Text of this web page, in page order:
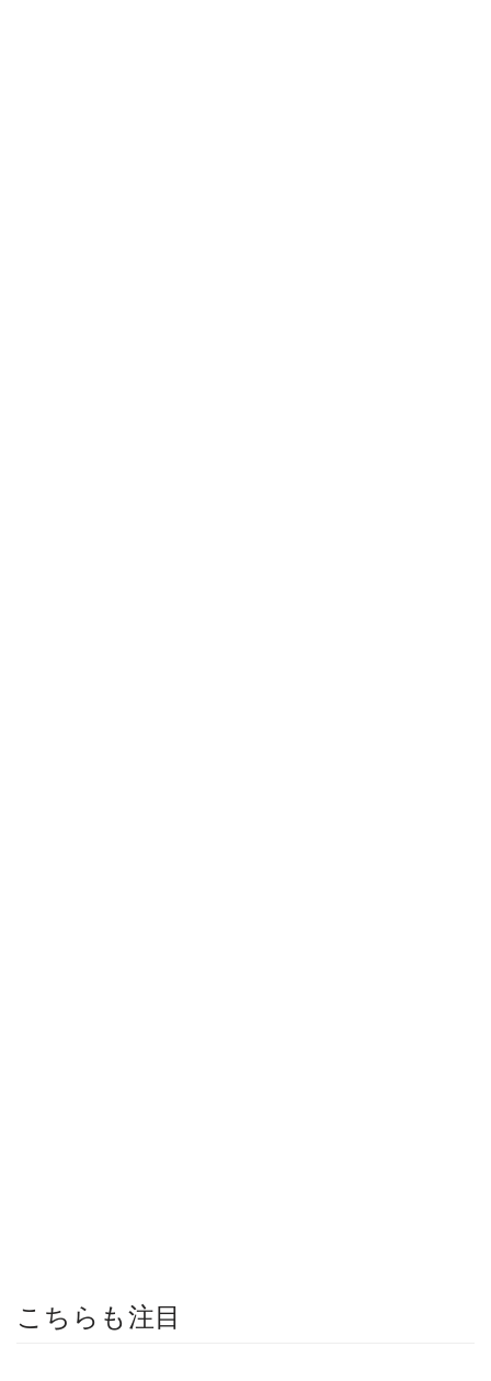
こちらも注目